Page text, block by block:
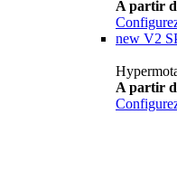
A partir
new V2
A partir